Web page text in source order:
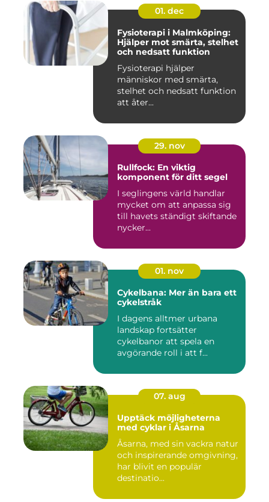
01. dec
Fysioterapi i Malmköping:
Hjälper mot smärta, stelhet
och nedsatt funktion
Fysioterapi hjälper
människor med smärta,
stelhet och nedsatt funktion
att åter...
29. nov
Rullfock: En viktig
komponent för ditt segel
I seglingens värld handlar
mycket om att anpassa sig
till havets ständigt skiftande
nycker...
01. nov
Cykelbana: Mer än bara ett
cykelstråk
I dagens alltmer urbana
landskap fortsätter
cykelbanor att spela en
avgörande roll i att f...
07. aug
Upptäck möjligheterna
med cyklar i Åsarna
Åsarna, med sin vackra natur
och inspirerande omgivning,
har blivit en populär
destinatio...